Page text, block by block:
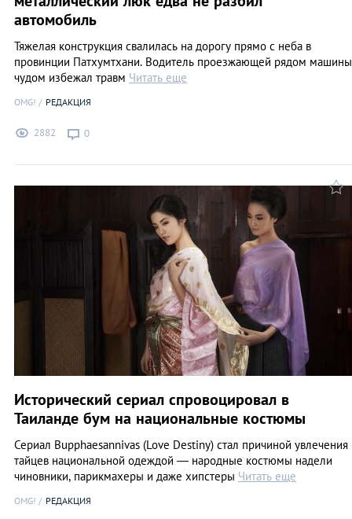
автомобиль
Тяжелая конструкция свалилась на дорогу прямо с неба в
провинции Патхумтхани. Водитель проезжающей рядом машины
чудом избежал травм Читать еще
OMG! РЕДАКЦИЯ
2882 0
Исторический сериал спровоцировал в
Таиланде бум на национальные костюмы
Сериал Bupphaesannivas (Love Destiny) стал причиной увлечения
тайцев национальной одеждой — народные костюмы надели
чиновники, парикмахеры и даже хипстеры Читать еще
OMG! РЕДАКЦИЯ